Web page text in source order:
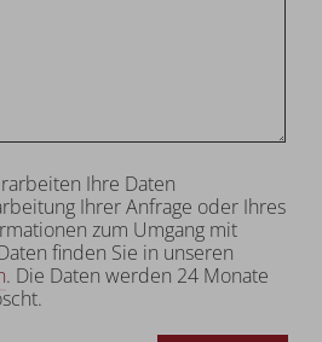
Ihre Daten
Ihrer Anfrage oder Ihres
zum Umgang mit
finden Sie in unseren
. Die Daten werden 24 Monate